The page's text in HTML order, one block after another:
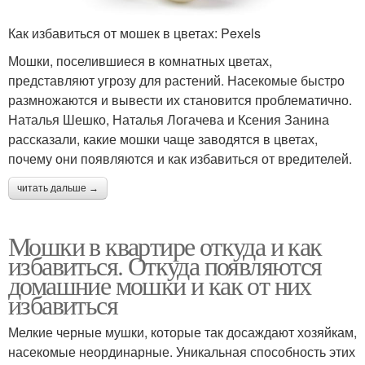
Как избавиться от мошек в цветах: Pexels
Мошки, поселившиеся в комнатных цветах,
представляют угрозу для растений. Насекомые быстро
размножаются и вывести их становится проблематично.
Наталья Шешко, Наталья Логачева и Ксения Занина
рассказали, какие мошки чаще заводятся в цветах,
почему они появляются и как избавиться от вредителей.
читать дальше →
Мошки в квартире откуда и как
избавиться. Откуда появляются
домашние мошки и как от них
избавиться
Мелкие черные мушки, которые так досаждают хозяйкам,
насекомые неординарные. Уникальная способность этих